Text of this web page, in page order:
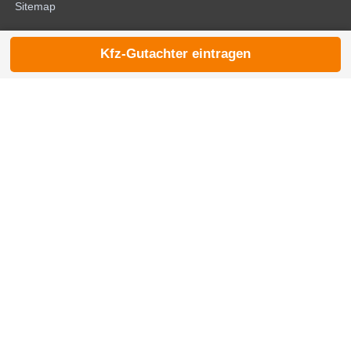
Sitemap
© 2026 die-kfzgutachter.de
Kfz-Gutachter eintragen